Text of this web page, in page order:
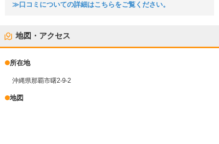
≫口コミについての詳細はこちらをご覧ください。
地図・アクセス
所在地
沖縄県那覇市曙2-9-2
地図